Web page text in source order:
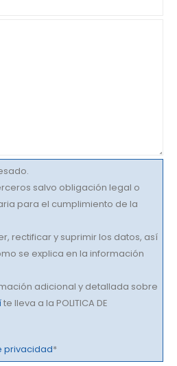
salvo obligación legal o
para el cumplimiento de la
rectificar y suprimir los datos, así
se explica en la información
adicional y detallada sobre
te lleva a la POLITICA DE
privacidad*